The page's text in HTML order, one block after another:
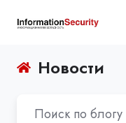
Новости